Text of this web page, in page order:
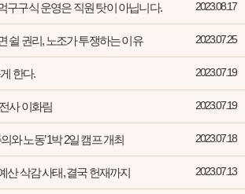
구구식 운영은 직원 탓이 아닙니다. 2023.08.17
쉴 권리, 노조가 투쟁하는 이유 2023.07.25
한다. 2023.07.19
사 이화림 2023.07.19
와 노동’ 1박 2일 캠프 개최 2023.07.18
산 삭감 사태, 결국 헌재까지 2023.07.13